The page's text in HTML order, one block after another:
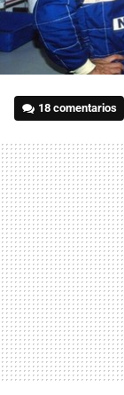
18 comentarios